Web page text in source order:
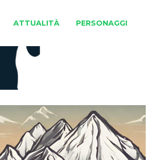
ATTUALITÀ PERSONAGGI